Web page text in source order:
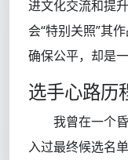
进文化交流和提
会“特别关照”其
确保公平，却是
选手心路历
我曾在一个
入过最终候选名